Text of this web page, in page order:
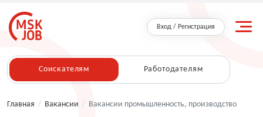
Вход / Регистрация
Соискателям Работодателям
Главная / Вакансии / Вакансии промышленность, производство